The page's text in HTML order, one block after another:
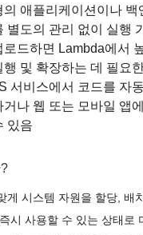
의 애플리케이션이나 백
별도의 관리 없이 실행
로드하면 Lambda에서
행 및 확장하는 데 필요
서비스에서 코드를 자
거나 웹 또는 모바일 앱
있음
게 시스템 자원을 할당, 배
시 사용할 수 있는 상태로